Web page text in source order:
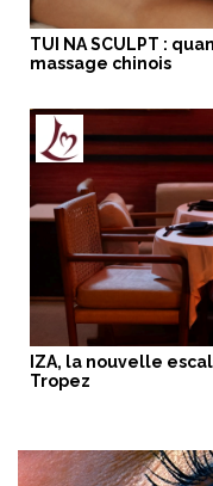
TUI NA SCULPT :
massage chinois
IZA, la nouvelle
Tropez